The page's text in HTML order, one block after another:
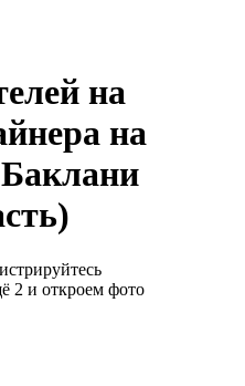
на
на
2 и откроем фото